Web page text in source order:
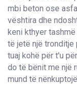
mbi beton ose
vështira dhe
keni kthyer
të jetë një
tuaj kohë për t'u
do të bënit me një
mund të